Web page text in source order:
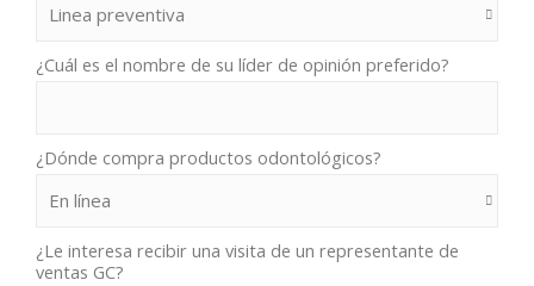
¿Cuál es el nombre de su líder de opinión preferido?
¿Dónde compra productos odontológicos?
¿Le interesa recibir una visita de un representante de
ventas GC?